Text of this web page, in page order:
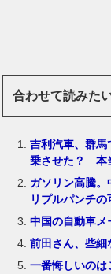
合わせて読みた
吉利汽車、群馬
乗させた？ 本
ガソリン高騰。
リプルパンチの
中国の自動車メ
前田さん、些細
一番悔しいのは